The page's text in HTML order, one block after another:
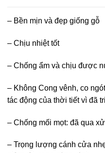
– Bền mịn và đẹp giống gỗ
– Chịu nhiệt tốt
– Chống ẩm và chịu được
– Không Cong vênh, co
tác động của thời tiết vì đã
– Chống mối mọt: đã qua
– Trọng lượng cánh cửa